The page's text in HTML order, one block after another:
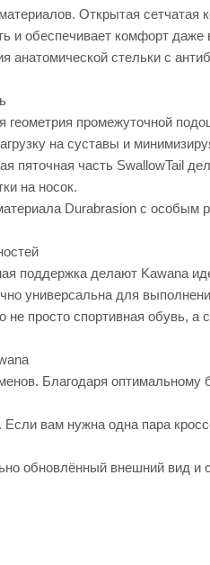
Открытая сетчатая
и обеспечивает комфорт даже
анатомической стельки с
геометрия промежуточной
на суставы и
пяточная часть SwallowTail
на носок.
Durabrasion с особым
поддержка делают Kawana
универсальна для
просто спортивная обувь,
Благодаря оптимальному
вам нужна одна пара
обновлённый внешний вид